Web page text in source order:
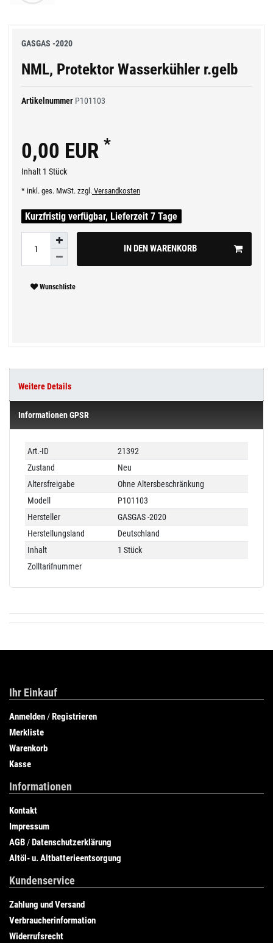
GASGAS -2020
NML, Protektor Wasserkühler r.gelb
Artikelnummer P101103
0,00 EUR *
Inhalt 1 Stück
* inkl. ges. MwSt. zzgl. Versandkosten
Kurzfristig verfügbar, Lieferzeit 7 Tage
IN DEN WARENKORB
Wunschliste
Weitere Details
Informationen GPSR
Technisches
Merkmal
Wert
Art.-ID
21392
Zustand
Neu
Altersfreigabe
Ohne Altersbeschränkung
Modell
P101103
Hersteller
GASGAS -2020
Herstellungsland
Deutschland
Inhalt
1 Stück
Zolltarifnummer
Ihr Einkauf
Anmelden /Registrieren
Merkliste
Warenkorb
Kasse
Informationen
Kontakt
Impressum
AGB /Datenschutzerklärung
Altöl- u. Altbatterieentsorgung
Kundenservice
Zahlung und Versand
Verbraucherinformation
Widerrufsrecht